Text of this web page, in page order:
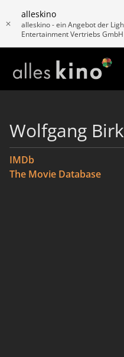
alleskino
alleskino - ein Angebot der
Entertainment Vertriebs GmbH
Wolfgang Birk
IMDb
The Movie Database